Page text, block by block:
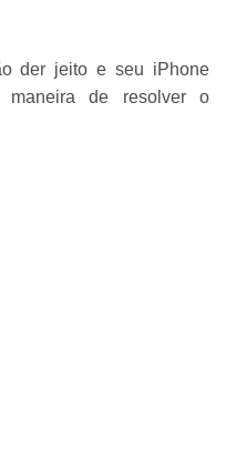
der jeito e seu iPhone
de resolver o